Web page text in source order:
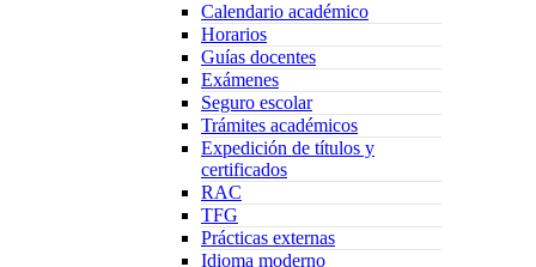
Calendario académico
Horarios
Guías docentes
Exámenes
Seguro escolar
Trámites académicos
Expedición de títulos y
certificados
RAC
TFG
Prácticas externas
Idioma moderno